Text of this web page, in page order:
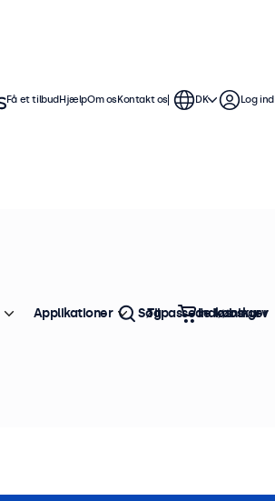
Få et tilbudHjælpOm osKontakt os DK Log ind
Applikationer Tilpassede løsninger
Søg Indkøbskurv